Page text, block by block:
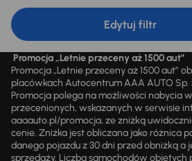
Edytuj filtr
Promocja „Letnie przeceny aż 1500 aut”
Promocja „Letnie przeceny aż 1500 aut”
placówkach Autocentrum AAA AUTO Sp.
Promocja polega na możliwości nabycia
przecenionych, wskazanych w serwisie
aaaauto.pl/promocja, ze zniżką
cenie. Zniżka jest obliczana jako różnica
danego pojazdu z 30 dni przed obniżką a
sprzedaży. Liczba samochodów objętych